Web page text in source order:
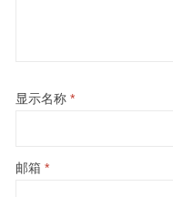
显示名称 *
邮箱 *